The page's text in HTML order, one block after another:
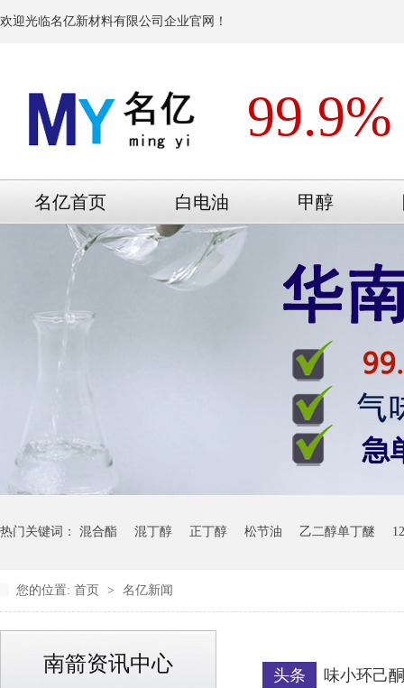
欢迎光临名亿新材料有限公司企业官网！
99.9%
名亿首页 白电油 甲醇
热门关键词： 混合酯 混丁醇 正丁醇 松节油 乙二醇单丁醚
您的位置: 首页 > 名亿新闻
南箭资讯中心 味小环己
头条